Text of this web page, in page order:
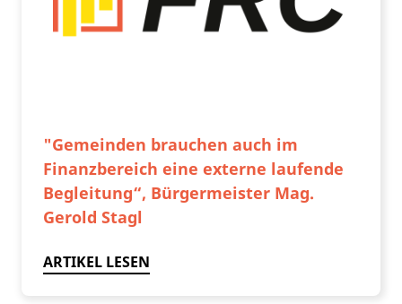
"Gemeinden brauchen auch im
Finanzbereich eine externe laufende
Begleitung“, Bürgermeister Mag.
Gerold Stagl
ARTIKEL LESEN